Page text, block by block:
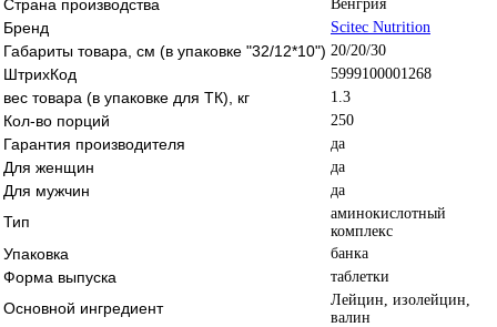
Страна производства Венгрия
Бренд Scitec Nutrition
Габариты товара, см (в упаковке "32/12*10") 20/20/30
ШтрихКод 5999100001268
вес товара (в упаковке для ТК), кг 1.3
Кол-во порций 250
Гарантия производителя да
Для женщин да
Для мужчин да
Тип
аминокислотный
комплекс
Упаковка банка
Форма выпуска таблетки
Основной ингредиент
Лейцин, изолейцин,
валин